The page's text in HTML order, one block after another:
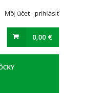
Môj účet - prihlásiť
0,00 €